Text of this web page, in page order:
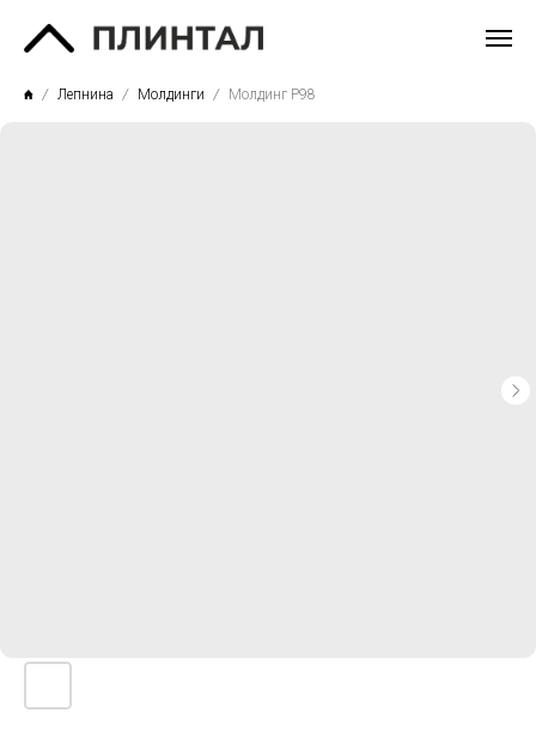
Лепнина Молдинги Молдинг P98